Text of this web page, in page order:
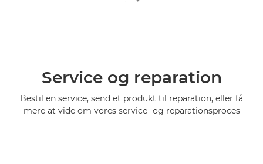
Service og reparation
Bestil en service, send et produkt til reparation, eller få
mere at vide om vores service- og reparationsproces